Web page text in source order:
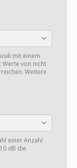
mit einem
von nicht
Weitere
einer Anzahl
dB die